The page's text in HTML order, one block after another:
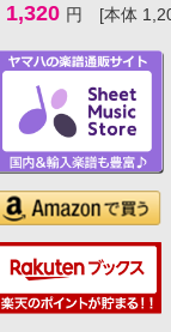
1,320 円 [本体